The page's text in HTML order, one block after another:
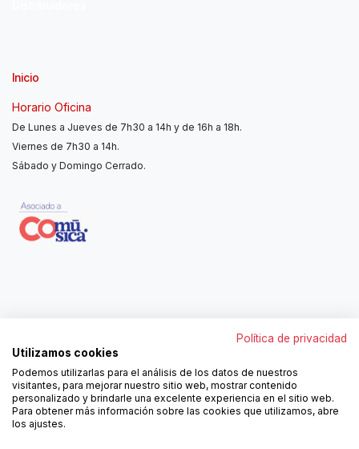
Inicio
Horario Oficina
De Lunes a Jueves de 7h30 a 14h y de 16h a 18h.
Viernes de 7h30 a 14h.
Sábado y Domingo Cerrado.
962250313
ortola@ortola-sa.es
Av. d'Albaida, s/n
46840 La Pobla del Duc (Valencia)
¡Síguenos!
Política de privacidad
Utilizamos cookies
Podemos utilizarlas para el análisis de los datos de nuestros
visitantes, para mejorar nuestro sitio web, mostrar contenido
personalizado y brindarle una excelente experiencia en el sitio web.
Para obtener más información sobre las cookies que utilizamos, abre
los ajustes.